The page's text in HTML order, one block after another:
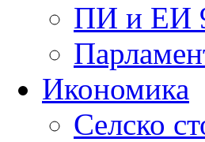
ПИ и ЕИ
Икономика
Селско